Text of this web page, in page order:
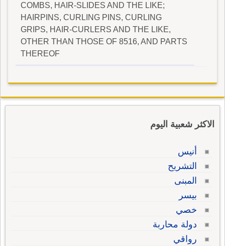
COMBS, HAIR-SLIDES AND THE LIKE;
HAIRPINS, CURLING PINS, CURLING
GRIPS, HAIR-CURLERS AND THE LIKE,
OTHER THAN THOSE OF 8516, AND PARTS
THEREOF
الاكثر شعبية اليوم
أنيس
التشريح
المبنى
بيسر
خصي
دولة محاربة
رواقي